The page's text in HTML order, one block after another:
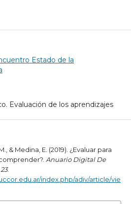
Estado de la
Evaluación de los aprendizajes
& Medina, E. (2019). ¿Evaluar para
Anuario Digital De
23.
index.php/adiv/article/vie